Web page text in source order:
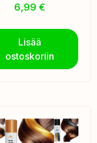
6,99 €
Lisää
ostoskoriin